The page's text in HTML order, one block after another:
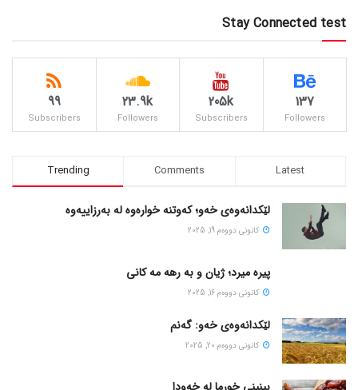
Stay Connected test
137
Followers
205k
Subscribers
23.9k
Followers
99
Subscribers
Trending Comments Latest
لێکدانەوەی خەو؛ کەوتنە خوارەوە لە بەرزاییەوە
كانونی دووه‌م 19, 2025
پیره میرد؛ ژیان و به رهه مه کانی
كانونی دووه‌م 16, 2025
لێکدانەوەی خەو: گەنم
كانونی دووه‌م 20, 2025